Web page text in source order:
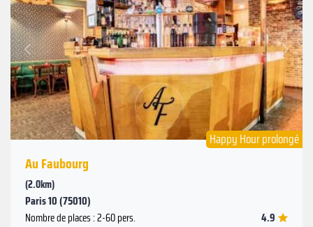
Précédent
Suivant
Happy Hour prolongé
Au Faubourg
(2.0km)
Paris 10 (75010)
Nombre de places : 2-60 pers. 4.9